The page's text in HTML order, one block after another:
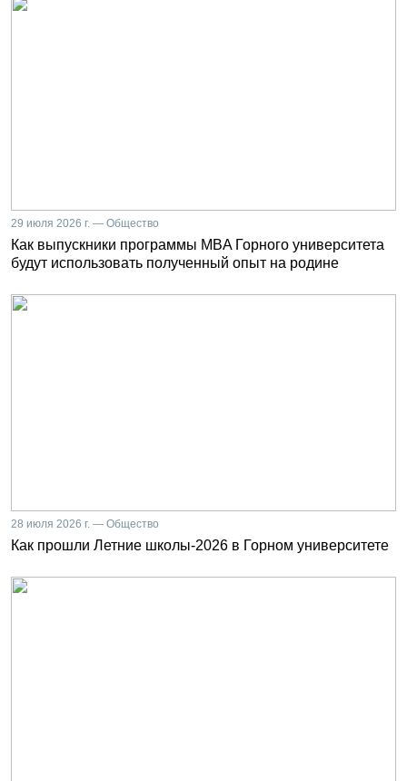
29 июля 2026 г. — Общество
Как выпускники программы MBA Горного университета
будут использовать полученный опыт на родине
28 июля 2026 г. — Общество
Как прошли Летние школы-2026 в Горном университете